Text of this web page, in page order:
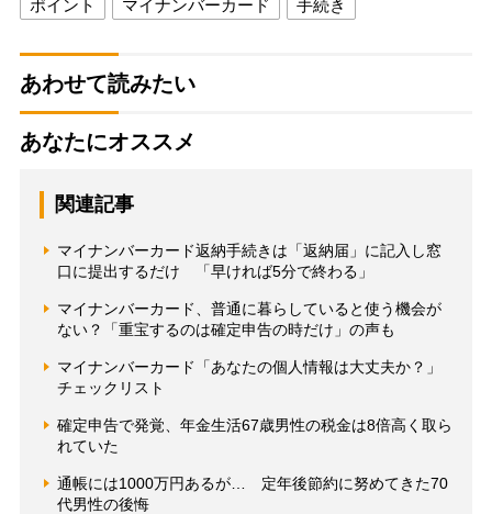
ポイント マイナンバーカード 手続き
あわせて読みたい
あなたにオススメ
関連記事
マイナンバーカード返納手続きは「返納届」に記入し窓
口に提出するだけ 「早ければ5分で終わる」
マイナンバーカード、普通に暮らしていると使う機会が
ない？「重宝するのは確定申告の時だけ」の声も
マイナンバーカード「あなたの個人情報は大丈夫か？」
チェックリスト
確定申告で発覚、年金生活67歳男性の税金は8倍高く取ら
れていた
通帳には1000万円あるが… 定年後節約に努めてきた70
代男性の後悔